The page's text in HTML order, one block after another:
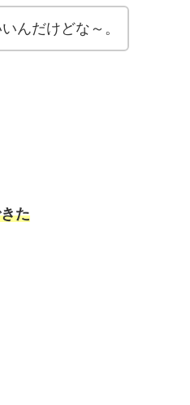
んだけどな～。
た